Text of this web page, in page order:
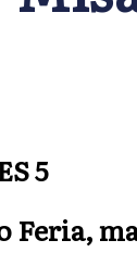
5
Feria,